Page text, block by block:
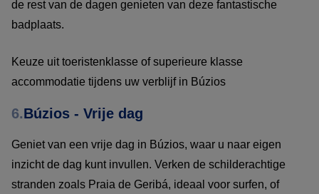
de rest van de dagen genieten van deze fantastische
badplaats.
Keuze uit toeristenklasse of superieure klasse
accommodatie tijdens uw verblijf in Búzios
6.Búzios - Vrije dag
Geniet van een vrije dag in Búzios, waar u naar eigen
inzicht de dag kunt invullen. Verken de schilderachtige
stranden zoals Praia de Geribá, ideaal voor surfen, of